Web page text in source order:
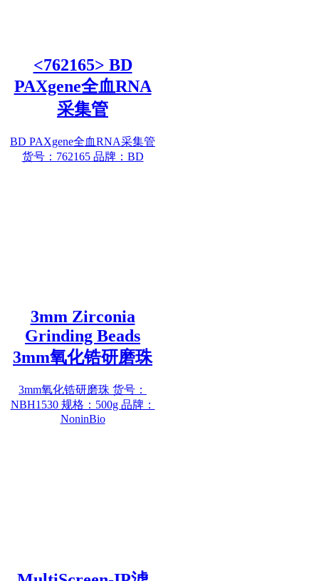
<762165> BD
PAXgene全血RNA
采集管
BD PAXgene全血RNA采集管
货号：762165 品牌：BD
3mm Zirconia
Grinding Beads
3mm氧化锆研磨珠
3mm氧化锆研磨珠 货号：
NBH1530 规格：500g 品牌：
NoninBio